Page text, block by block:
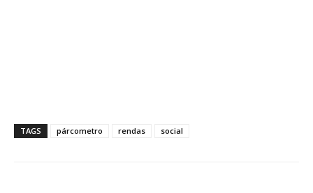
TAGS párcometro rendas social